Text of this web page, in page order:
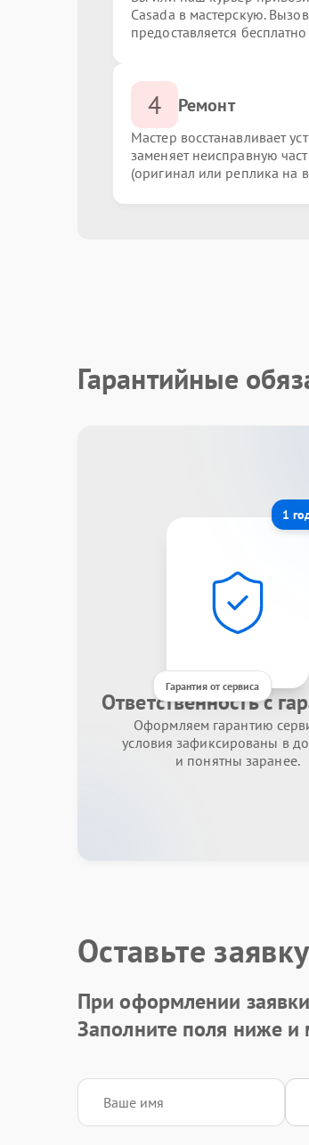
Casada в мастерскую.
предоставляется бесплатно
4 Ремонт
Мастер восстанавливает
заменяет неисправную
(оригинал или реплика на
Гарантийные
1
Гарантия от сервиса
Ответственность с
Оформляем гарантию
условия зафиксированы в
и понятны заранее.
Оставьте
При оформлении
Заполните поля ниже